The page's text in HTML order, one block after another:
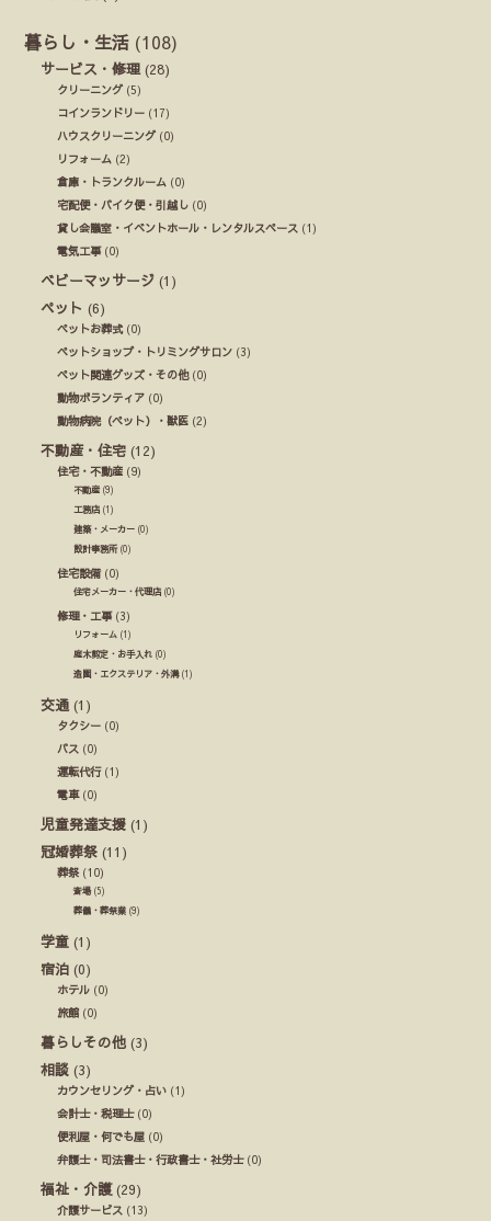
暮らし・生活 (108)
サービス・修理(28)
クリーニング(5)
コインランドリー (17)
ハウスクリーニング(0)
リフォーム (2)
倉庫・トランクルーム (0)
宅配便・バイク便・引越し (0)
貸し会議室・イベントホール・レンタルスペース (1)
電気工事(0)
ベビーマッサージ (1)
ペット (6)
ペットお葬式(0)
ペットショップ・トリミングサロン (3)
ペット関連グッズ・その他(0)
動物ボランティア (0)
動物病院（ペット）・獣医 (2)
不動産・住宅 (12)
住宅・不動産 (9)
不動産 (9)
工務店 (1)
建築・メーカー (0)
設計事務所(0)
住宅設備(0)
住宅メーカー・代理店 (0)
修理・工事(3)
リフォーム (1)
庭木剪定・お手入れ (0)
造園・エクステリア・外溝(1)
交通(1)
タクシー (0)
バス (0)
運転代行(1)
電車(0)
児童発達支援 (1)
冠婚葬祭 (11)
葬祭(10)
斎場(5)
葬儀・葬祭業 (9)
学童 (1)
宿泊 (0)
ホテル (0)
旅館 (0)
暮らしその他 (3)
相談 (3)
カウンセリング・占い (1)
会計士・税理士(0)
便利屋・何でも屋 (0)
弁護士・司法書士・行政書士・社労士(0)
福祉・介護(29)
介護サービス (13)